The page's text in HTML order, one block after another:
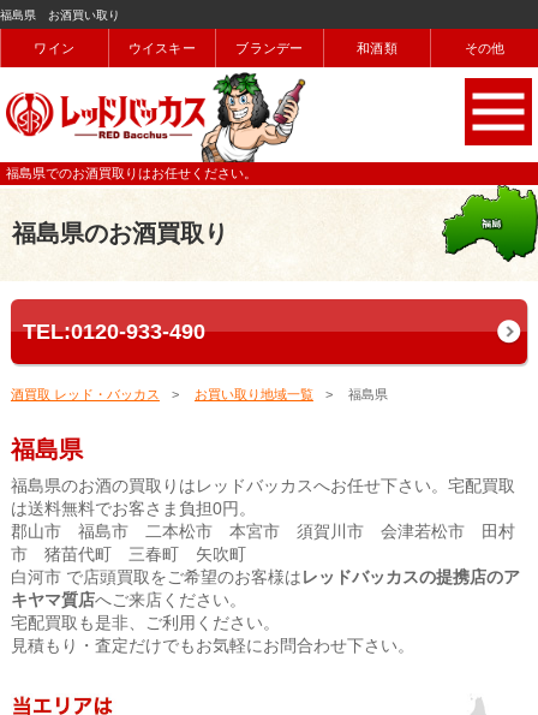
福島県 お酒買い取り
ワイン ウイスキー ブランデー 和酒類 その他
福島県でのお酒買取りはお任せください。
福島県のお酒買取り
TEL:0120-933-490
酒買取 レッド・バッカス お買い取り地域一覧 福島県
福島県
福島県のお酒の買取りはレッドバッカスへお任せ下さい。宅配買取
は送料無料でお客さま負担0円。
郡山市 福島市 二本松市 本宮市 須賀川市 会津若松市 田村
市 猪苗代町 三春町 矢吹町
白河市 で店頭買取をご希望のお客様はレッドバッカスの提携店のア
キヤマ質店へご来店ください。
宅配買取も是非、ご利用ください。
見積もり・査定だけでもお気軽にお問合わせ下さい。